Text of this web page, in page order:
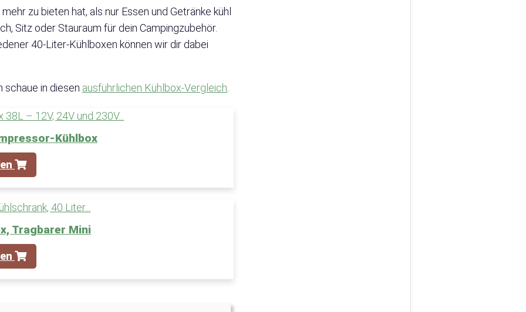
zu bieten hat, als nur Essen und Getränke kühl
Sitz oder Stauraum für dein Campingzubehör.
40-Liter-Kühlboxen können wir dir dabei
schaue in diesen ausführlichen Kühlbox-Vergleich
Kühlbox
Tragbarer Mini